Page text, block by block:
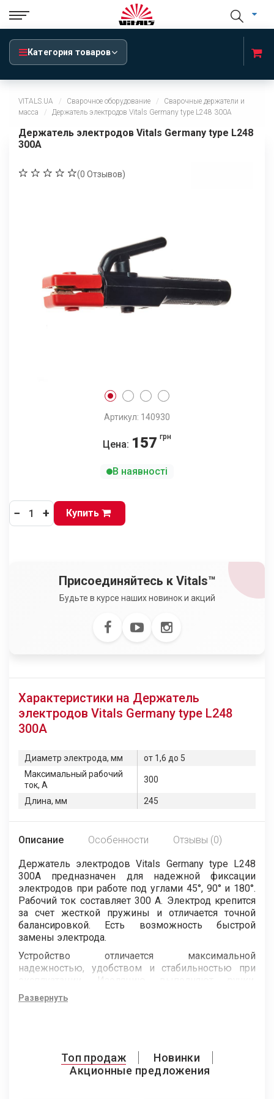
Категория товаров
VITALS.UA Сварочное оборудование
Сварочные держатели и
масса
Держатель электродов Vitals Germany type L248 300A
Держатель электродов Vitals Germany type L248
300A
(0 Отзывов)
Артикул: 140930
Цена: 157 грн
В наявності
− + Купить
Присоединяйтесь к Vitals™
Будьте в курсе наших новинок и акций
Характеристики на Держатель
электродов Vitals Germany type L248
300A
Диаметр электрода, мм
от 1,6 до 5
Максимальный рабочий
ток, А
300
Длина, мм 245
Описание Особенности Отзывы (0)
Держатель электродов Vitals Germany type L248
300A предназначен для надежной фиксации
электродов при работе под углами 45°, 90° и 180°.
Рабочий ток составляет 300 А. Электрод крепится
за счет жесткой пружины и отличается точной
балансировкой. Есть возможность быстрой
замены электрода.
Устройство отличается максимальной
надежностью, удобством и стабильностью при
эксплуатации. Изоляцию выполняют ручки,
изготовленные из термостойкого пластика.
Держатель поддерживает использование
электродов диаметром от 1,6 до 5,0 мм.
Развернуть
Топ продаж
Новинки
Акционные предложения